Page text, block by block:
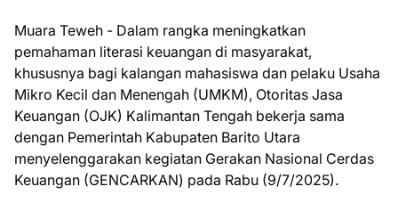
Muara Teweh - Dalam rangka meningkatkan
pemahaman literasi keuangan di masyarakat,
khususnya bagi kalangan mahasiswa dan pelaku Usaha
Mikro Kecil dan Menengah (UMKM), Otoritas Jasa
Keuangan (OJK) Kalimantan Tengah bekerja sama
dengan Pemerintah Kabupaten Barito Utara
menyelenggarakan kegiatan Gerakan Nasional Cerdas
Keuangan (GENCARKAN) pada Rabu (9/7/2025).